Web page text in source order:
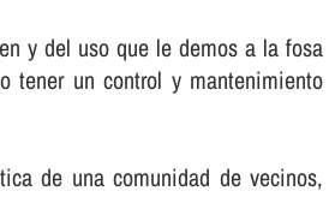
y del uso que le demos a la fosa
tener un control y mantenimiento
de una comunidad de vecinos,